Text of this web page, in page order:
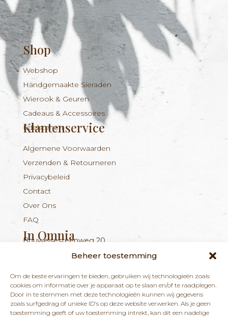
Beheer toestemming
Om de beste ervaringen te bieden, gebruiken wij technologieën zoals
cookies om informatie over je apparaat op te slaan en/of te raadplegen.
Door in te stemmen met deze technologieën kunnen wij gegevens
zoals surfgedrag of unieke ID's op deze website verwerken. Als je geen
toestemming geeft of uw toestemming intrekt, kan dit een nadelige
Shop
Webshop
Handgemaakte Sieraden
Wierook & Geuren
Cadeaus & Accessoires
Edelstenen
Klantenservice
Algemene Voorwaarden
Verzenden & Retourneren
Privacybeleid
Contact
Over Ons
FAQ
In Omnia
Bouwelsesteenweg 20
BE 1029.893.045
info@inomnia.be
+324 56 96 16 94
Nieuwsbrief
nieuws over onze winkel en praktijk.